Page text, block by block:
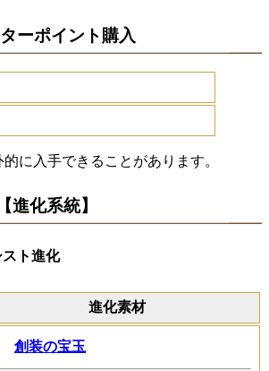
ーポイント購入
に入手できることがあります。
進化系統】
ト進化
進化素材
創装の宝玉